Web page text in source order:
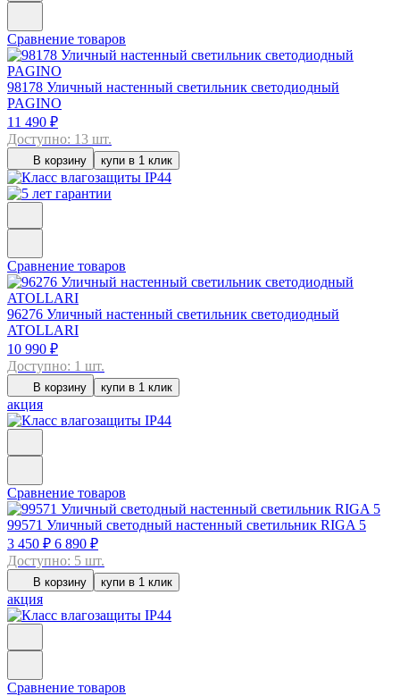
Сравнение товаров
98178 Уличный настенный светильник светодиодный
PAGINO
11 490 ₽
Доступно: 13 шт.
В корзину купи в 1 клик
Сравнение товаров
96276 Уличный настенный светильник светодиодный
ATOLLARI
10 990 ₽
Доступно: 1 шт.
В корзину купи в 1 клик
акция
Сравнение товаров
99571 Уличный светодный настенный светильник RIGA 5
3 450 ₽ 6 890 ₽
Доступно: 5 шт.
В корзину купи в 1 клик
акция
Сравнение товаров